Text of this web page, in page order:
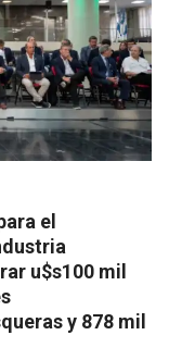
el
u$s100 mil
y 878 mil